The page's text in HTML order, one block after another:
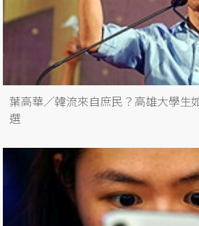
葉高華／韓流來自庶民？高雄大學生
選